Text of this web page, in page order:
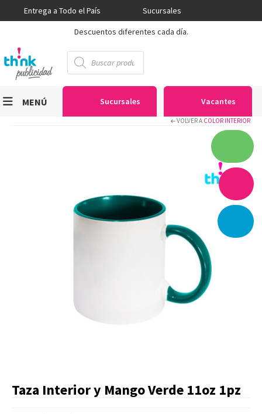
Entrega a Todo el País
Sucursales
Descuentos diferentes cada día.
Búsqueda
de
productos
Sucursales Vacantes
MENÚ
Gran Formato
Textiles
VOLVER A COLOR INTERIOR
Taza Interior y Mango Verde 11oz 1pz